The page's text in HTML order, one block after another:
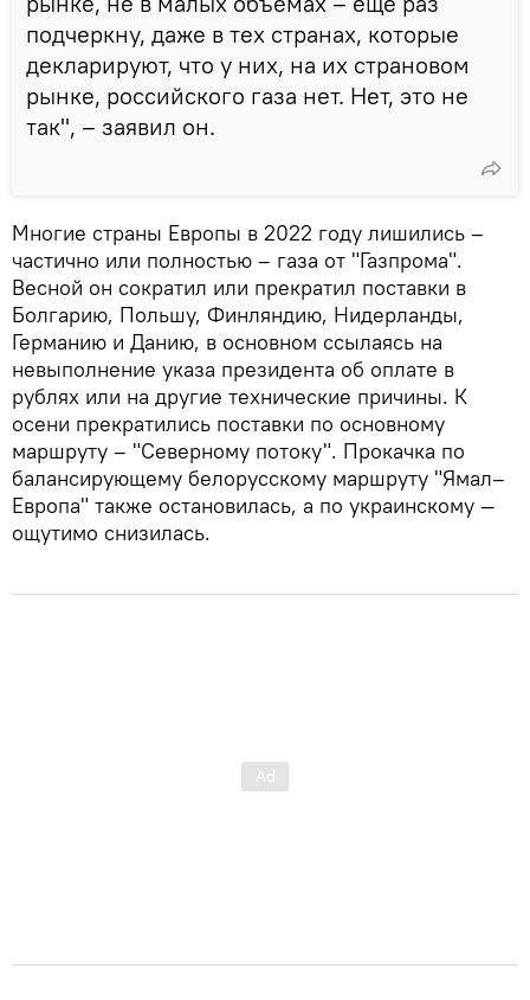
подчеркну, даже в тех странах, которые
декларируют, что у них, на их страновом
рынке, российского газа нет. Нет, это не
так", – заявил он.
Многие страны Европы в 2022 году лишились –
частично или полностью – газа от "Газпрома".
Весной он сократил или прекратил поставки в
Болгарию, Польшу, Финляндию, Нидерланды,
Германию и Данию, в основном ссылаясь на
невыполнение указа президента об оплате в
рублях или на другие технические причины. К
осени прекратились поставки по основному
маршруту – "Северному потоку". Прокачка по
балансирующему белорусскому маршруту "Ямал–
Европа" также остановилась, а по украинскому —
ощутимо снизилась.